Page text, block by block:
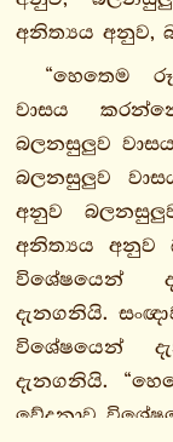
අනිත්‍යය අනුව,
“හෙතෙම
වාසය
බලනසුලුව
බලනසුලුව
අනුව
අනිත්‍යය අනුව
විශේෂයෙන්
දැනගනියි.
විශේෂයෙන්
දැනගනියි.
වේදනාව